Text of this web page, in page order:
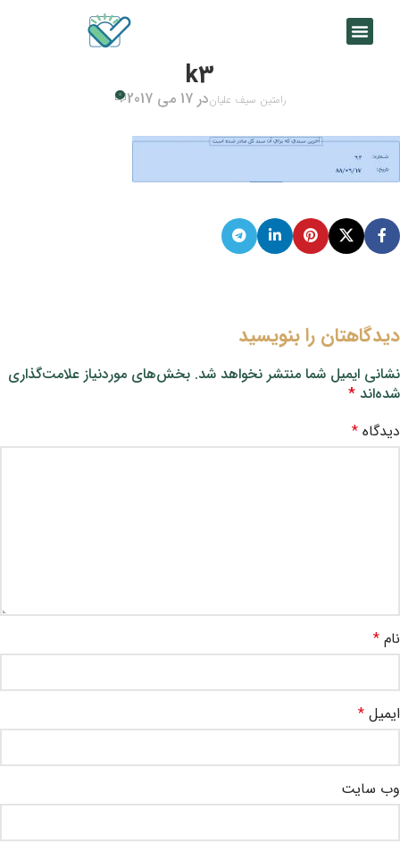
k3
رامتین سیف علیاندر 17 می 2017 0
دیدگاهتان را بنویسید
نشانی ایمیل شما منتشر نخواهد شد. بخش‌های موردنیاز علامت‌گذاری
شده‌اند *
دیدگاه *
نام *
ایمیل *
وب‌ سایت